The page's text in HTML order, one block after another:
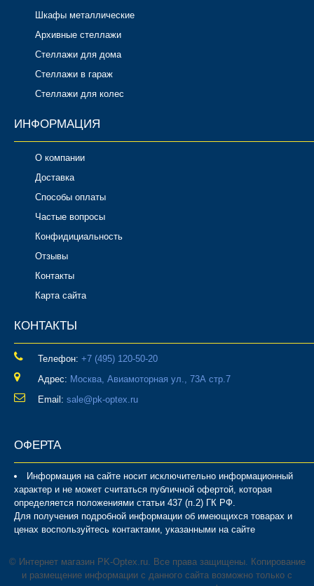
Шкафы металлические
Архивные стеллажи
Стеллажи для дома
Стеллажи в гараж
Стеллажи для колес
ИНФОРМАЦИЯ
О компании
Доставка
Способы оплаты
Частые вопросы
Конфидициальность
Отзывы
Контакты
Карта сайта
КОНТАКТЫ
Телефон: ‎+7 (495) 120-50-20
Адрес: Москва, Авиамоторная ул., 73А стр.7
Email: sale@pk-optex.ru
ОФЕРТА
Информация на сайте носит исключительно информационный
характер и не может считаться публичной офертой, которая
определяется положениями статьи 437 (п.2) ГК РФ.
Для получения подробной информации об имеющихся товарах и
ценах воспользуйтесь контактами, указанными на сайте
© Интернет магазин PK-Optex.ru. Все права защищены. Копирование
и размещение информации с данного сайта возможно только с